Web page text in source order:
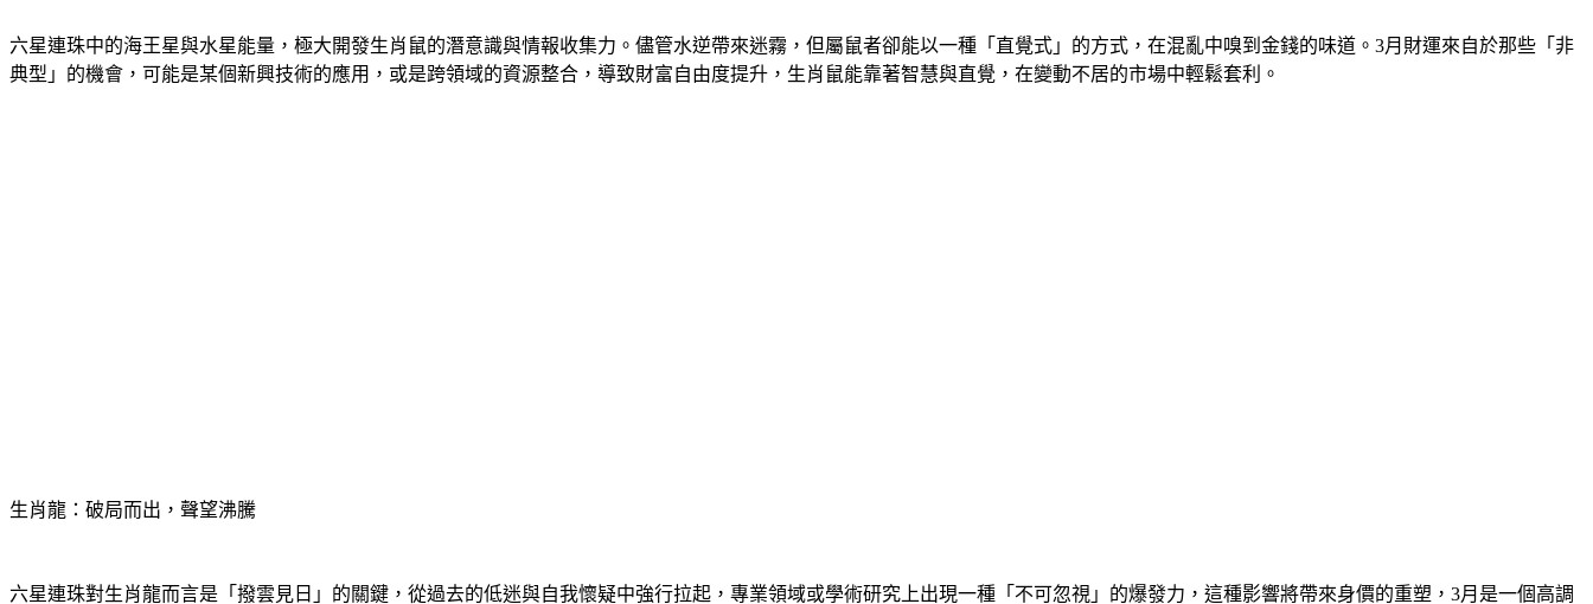
六星連珠中的海王星與水星能量，極大開發生肖鼠的潛意識與情報收集力。儘管水逆帶來迷霧，但屬鼠者卻能以一種「直覺式」的方式，在混亂中嗅到金錢的味道。3月財運來自於那些「非
典型」的機會，可能是某個新興技術的應用，或是跨領域的資源整合，導致財富自由度提升，生肖鼠能靠著智慧與直覺，在變動不居的市場中輕鬆套利。
生肖龍：破局而出，聲望沸騰
六星連珠對生肖龍而言是「撥雲見日」的關鍵，從過去的低迷與自我懷疑中強行拉起，專業領域或學術研究上出現一種「不可忽視」的爆發力，這種影響將帶來身價的重塑，3月是一個高調